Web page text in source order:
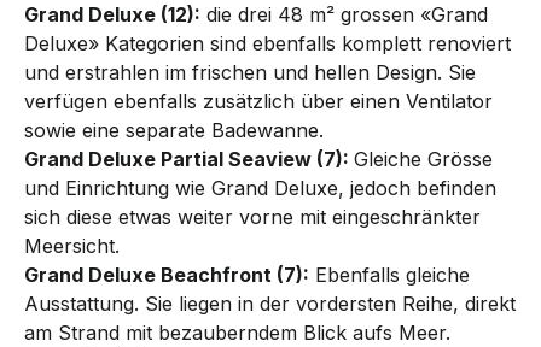
Grand Deluxe (12): die drei 48 m² grossen «Grand
Deluxe» Kategorien sind ebenfalls komplett renoviert
und erstrahlen im frischen und hellen Design. Sie
verfügen ebenfalls zusätzlich über einen Ventilator
sowie eine separate Badewanne.
Grand Deluxe Partial Seaview (7): Gleiche Grösse
und Einrichtung wie Grand Deluxe, jedoch befinden
sich diese etwas weiter vorne mit eingeschränkter
Meersicht.
Grand Deluxe Beachfront (7): Ebenfalls gleiche
Ausstattung. Sie liegen in der vordersten Reihe, direkt
am Strand mit bezauberndem Blick aufs Meer.